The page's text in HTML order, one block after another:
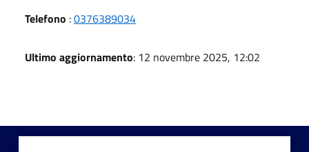
Telefono :0376389034
Ultimo aggiornamento: 12 novembre 2025, 12:02